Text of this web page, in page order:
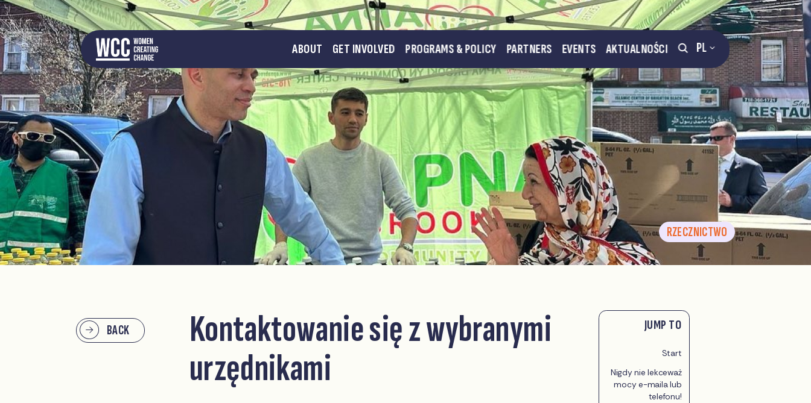
PL
ABOUT GET INVOLVED PROGRAMS & POLICY PARTNERS EVENTS AKTUALNOŚCI
RZECZNICTWO
BACK
Kontaktowanie się z wybranymi
urzędnikami
JUMP TO
Start
Nigdy nie lekceważ
mocy e-maila lub
telefonu!